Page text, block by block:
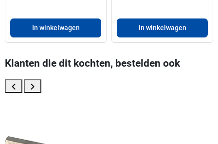
In winkelwagen In winkelwagen
Klanten die dit kochten, bestelden ook